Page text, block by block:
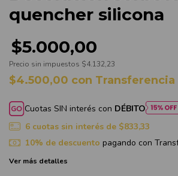
quencher silicona
$5.000,00
Precio sin impuestos $4.132,23
$4.500,00 con Transferencia
Cuotas SIN interés con DÉBITO
6 cuotas sin interés de $833,33
10% de descuento pagando con
Ver más detalles